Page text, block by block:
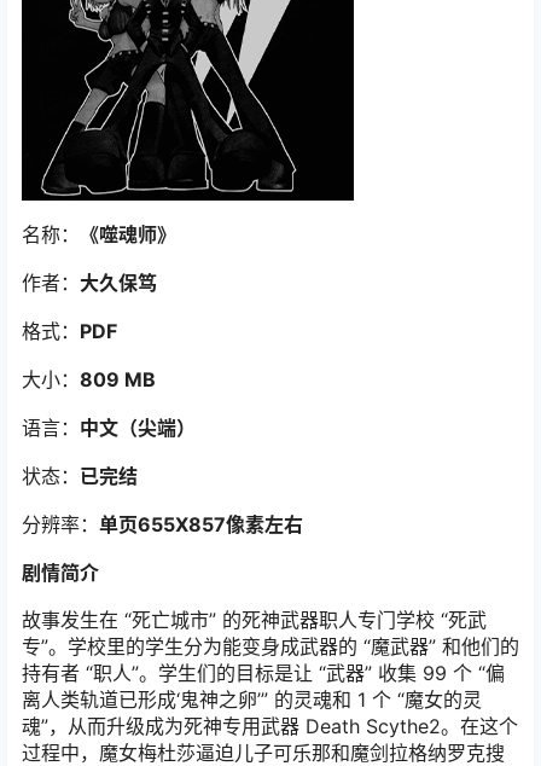
名称： 《噬魂师》
作者： 大久保笃
格式： PDF
大小： 809 MB
语言： 中文（尖端）
状态： 已完结
分辨率： 单页655X857像素左右
剧情简介
故事发生在 “死亡城市” 的死神武器职人专门学校 “死武
专”。学校里的学生分为能变身成武器的 “魔武器” 和他们的
持有者 “职人”。学生们的目标是让 “武器” 收集 99 个 “偏
离人类轨道已形成‘鬼神之卵’” 的灵魂和 1 个 “魔女的灵
魂”，从而升级成为死神专用武器 Death Scythe2。在这个
过程中，魔女梅杜莎逼迫儿子可乐那和魔剑拉格纳罗克搜